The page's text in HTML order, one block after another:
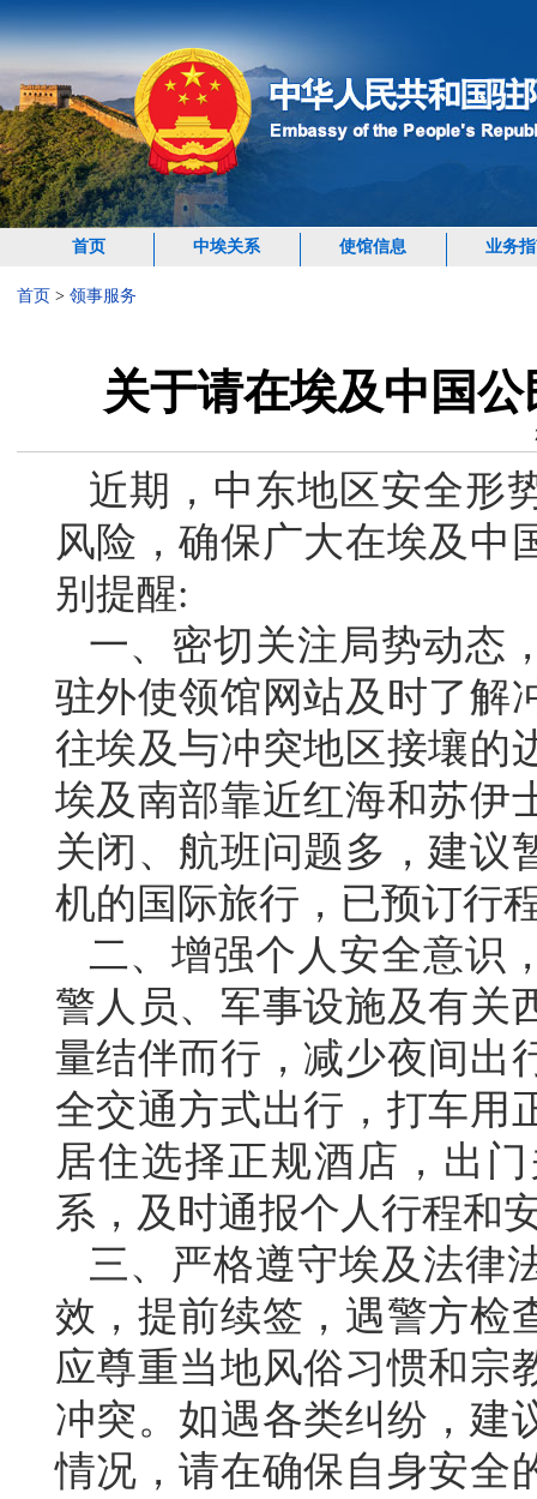
首页 中埃关系 使馆信息 业务
首页 > 领事服务
关于请在埃及中国
近期，中东地区安全形
风险，确保广大在埃及中
别提醒:
一、密切关注局势动态
驻外使领馆网站及时了解
往埃及与冲突地区接壤的
埃及南部靠近红海和苏伊
关闭、航班问题多，建议
机的国际旅行，已预订行
二、增强个人安全意识
警人员、军事设施及有关
量结伴而行，减少夜间出
全交通方式出行，打车用
居住选择正规酒店，出
系，及时通报个人行程和
三、严格遵守埃及法律
效，提前续签，遇警方检
应尊重当地风俗习惯和宗
冲突。如遇各类纠纷，建
情况，请在确保自身安全